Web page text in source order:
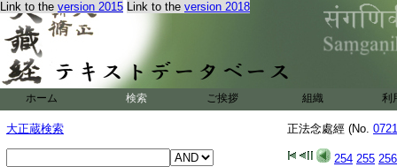
Link to the version 2015 Link to the version 2018
ホーム 検索 ご挨拶 組織 利
大正蔵検索 正法念處經 (No.
254 255 256